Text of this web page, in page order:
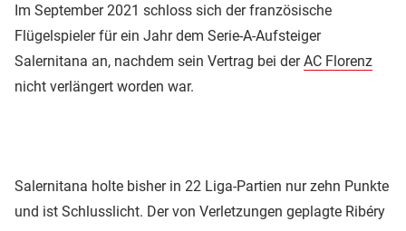
Im September 2021 schloss sich der französische
Flügelspieler für ein Jahr dem Serie-A-Aufsteiger
Salernitana an, nachdem sein Vertrag bei derAC Florenz
nicht verlängert worden war.
Salernitana holte bisher in 22 Liga-Partien nur zehn Punkte
und ist Schlusslicht. Der von Verletzungen geplagte Ribéry